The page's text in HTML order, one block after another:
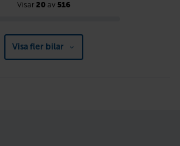
Visar 20 av 516
Visa fler bilar